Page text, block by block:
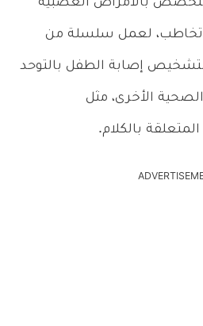
لعمل سلسلة من
لتشخيص إصابة الطفل بالتوحد
الأخرى، مثل
بالكلام.